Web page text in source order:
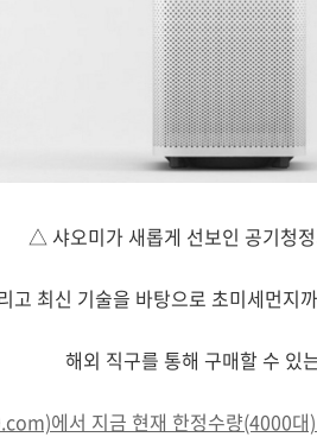
△ 샤오미가 새롭게 선보인 공기청
고 최신 기술을 바탕으로 초미세먼지
해외 직구를 통해 구매할 수 있
에서 지금 현재 한정수량(4000대